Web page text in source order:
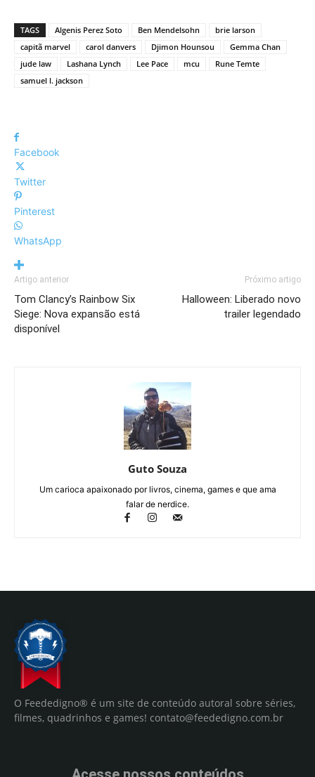
TAGS Algenis Perez Soto Ben Mendelsohn
brie larson
capitã marvel
carol danvers Djimon Hounsou
Gemma Chan
jude law
Lashana Lynch Lee Pace mcu
Rune Temte
samuel l. jackson
Facebook
Twitter
Pinterest
WhatsApp
Artigo anterior
Tom Clancy’s Rainbow Six
Siege: Nova expansão está
disponível
Próximo artigo
Halloween: Liberado novo
trailer legendado
Guto Souza
Um carioca apaixonado por livros, cinema, games e que ama
falar de nerdice.
O Feededigno® é um site de conteúdo autoral sobre séries,
filmes, quadrinhos e games! contato@feededigno.com.br